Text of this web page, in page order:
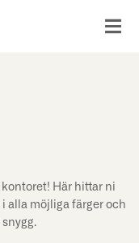
Här hittar ni
alla möjliga färger och